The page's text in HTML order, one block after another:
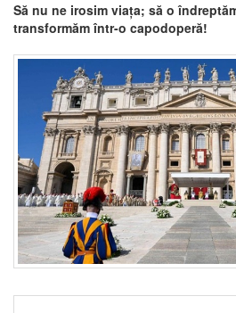
Să nu ne irosim viața; să o
transformăm într-o capodoperă!